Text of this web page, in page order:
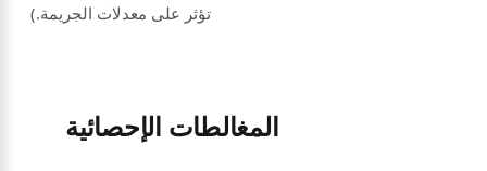
تؤثر على معدلات الجريمة.)
المغالطات الإحصائية